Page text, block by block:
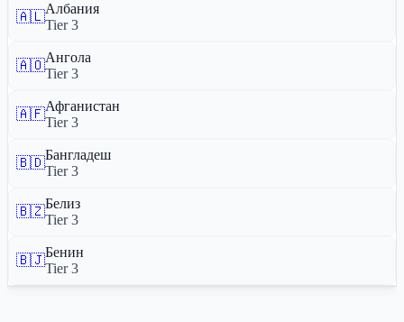
🇦🇱
Албания
Tier 3
🇦🇴
Ангола
Tier 3
🇦🇫
Афганистан
Tier 3
🇧🇩
Бангладеш
Tier 3
🇧🇿
Белиз
Tier 3
🇧🇯
Бенин
Tier 3